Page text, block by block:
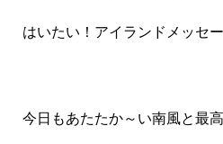
はいたい！アイランドメッセ
今日もあたたか～い南風と最